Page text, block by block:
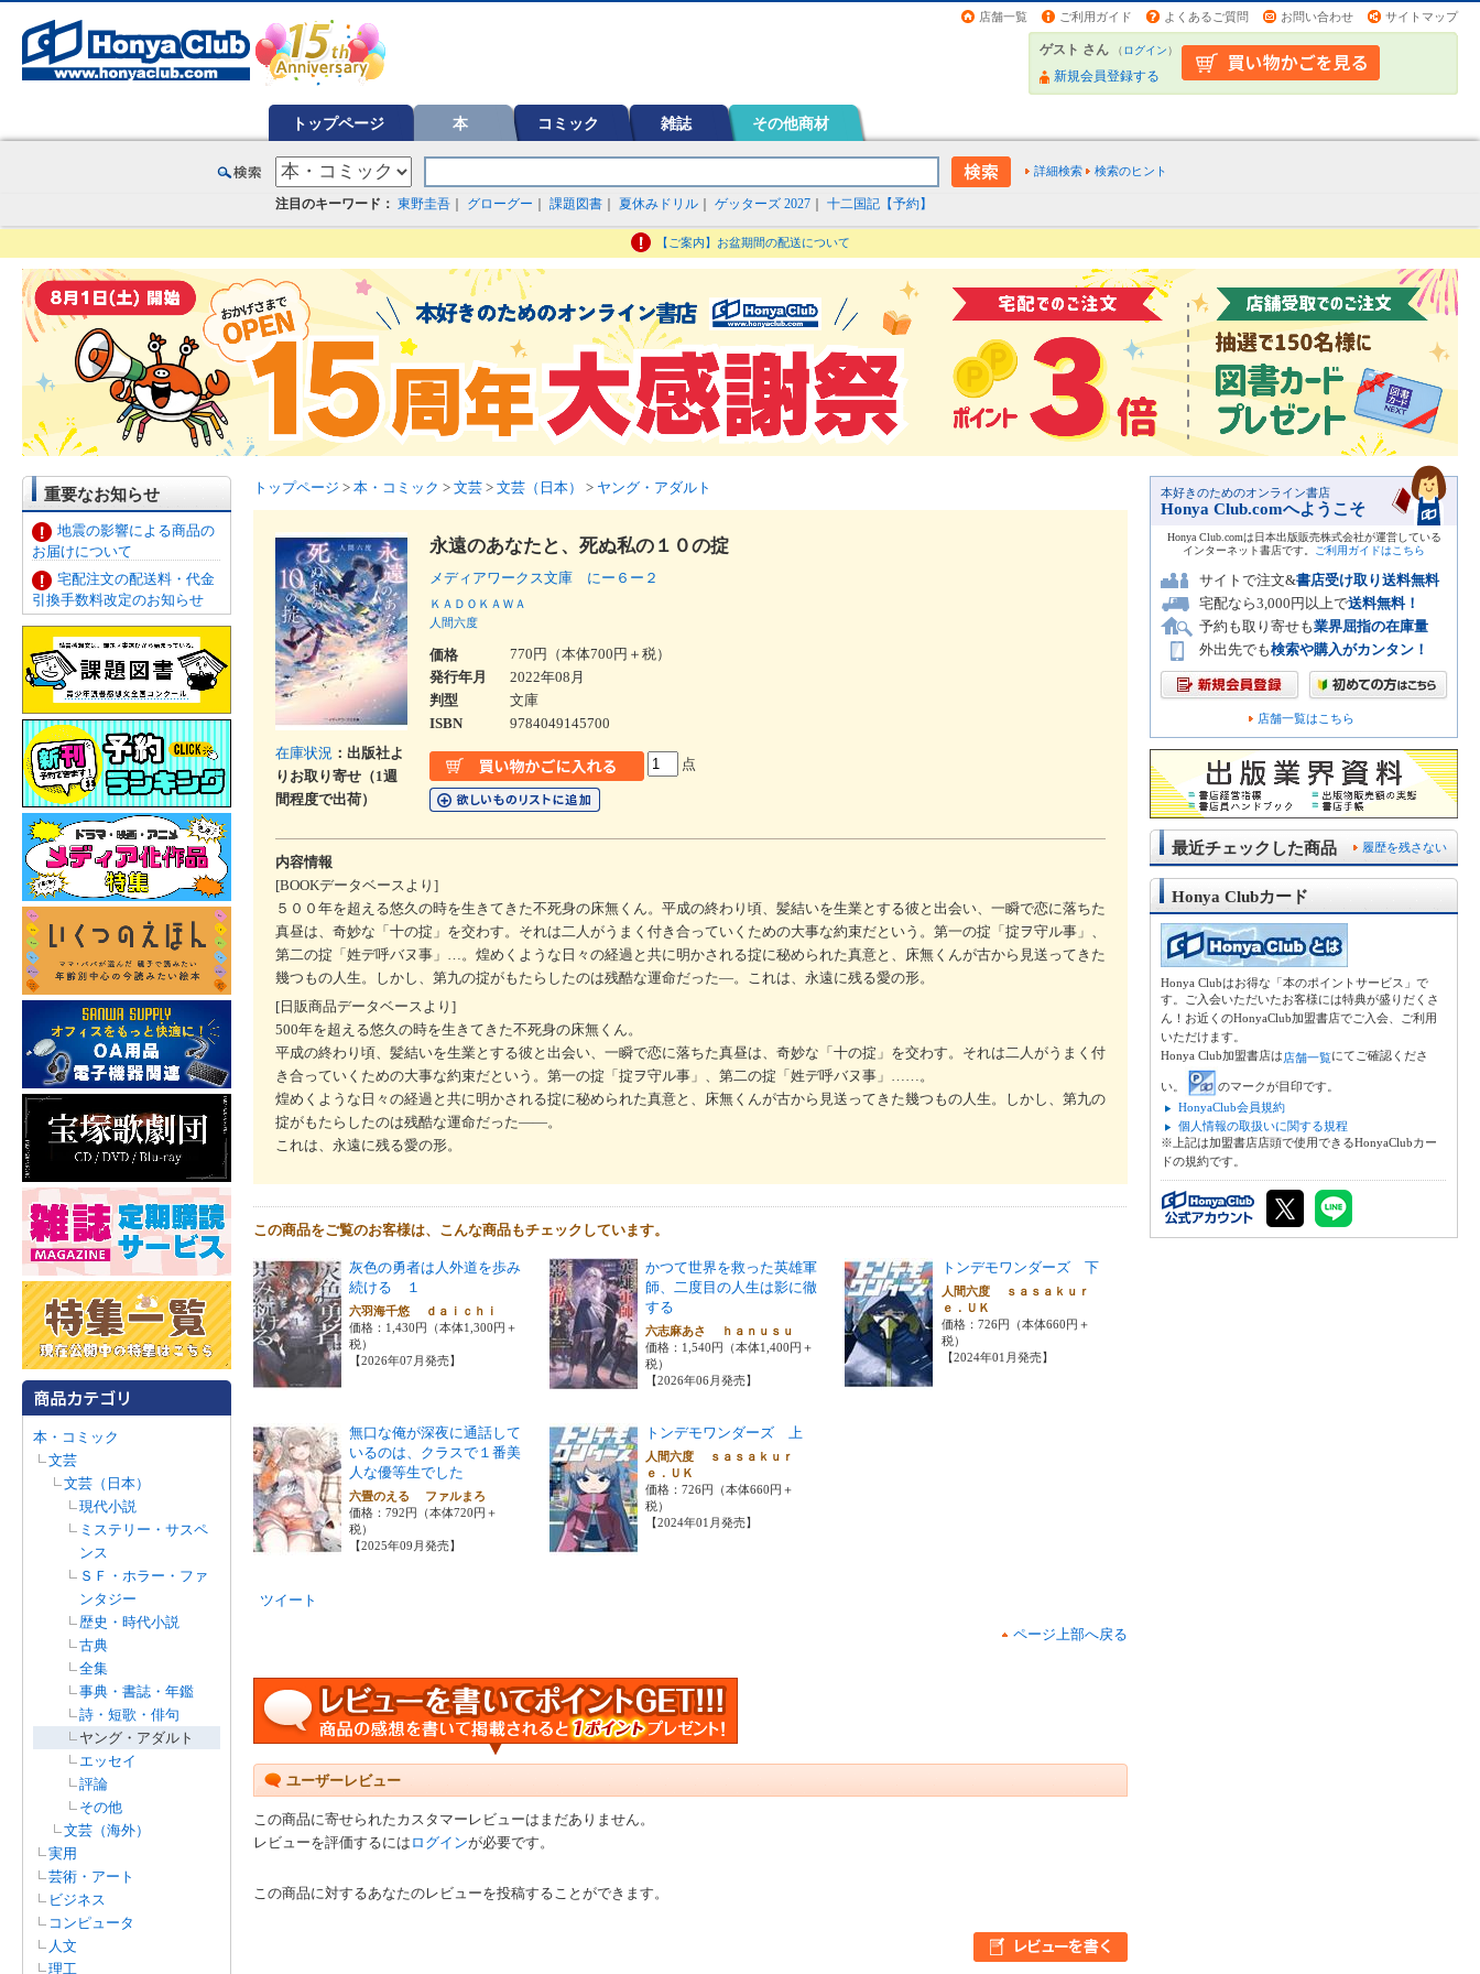
店舗一覧 ご利用ガイド よくあるご質問 お問い合わせ サイトマップ
ゲスト さん （ログイン）
新規会員登録する
トップページ 本 コミック 雑誌 その他商材
詳細検索 検索のヒント
注目のキーワード： 東野圭吾 グローグー 課題図書 夏休みドリル ゲッターズ 2027 十二国記【予約】
【ご案内】お盆期間の配送について
重要なお知らせ
地震の影響による商品の
お届けについて
宅配注文の配送料・代金
引換手数料改定のお知らせ
本・コミック
文芸
文芸（日本）
現代小説
ミステリー・サスペ
ンス
ＳＦ・ホラー・ファ
ンタジー
歴史・時代小説
古典
全集
事典・書誌・年鑑
詩・短歌・俳句
ヤング・アダルト
エッセイ
評論
その他
文芸（海外）
実用
芸術・アート
ビジネス
コンピュータ
人文
理工
トップページ > 本・コミック > 文芸 > 文芸（日本） > ヤング・アダルト
在庫状況 ：出版社よ
りお取り寄せ（1週
間程度で出荷）
永遠のあなたと、死ぬ私の１０の掟
メディアワークス文庫 にー６ー２
ＫＡＤＯＫＡＷＡ
人間六度
価格
770円（本体700円＋税）
発行年月
2022年08月
判型
文庫
ISBN
9784049145700
点
内容情報
[BOOKデータベースより]
５００年を超える悠久の時を生きてきた不死身の床無くん。平成の終わり頃、髪結いを生業とする彼と出会い、一瞬で恋に落ちた
真昼は、奇妙な「十の掟」を交わす。それは二人がうまく付き合っていくための大事な約束だという。第一の掟「掟ヲ守ル事」、
第二の掟「姓デ呼バヌ事」…。煌めくような日々の経過と共に明かされる掟に秘められた真意と、床無くんが古から見送ってきた
幾つもの人生。しかし、第九の掟がもたらしたのは残酷な運命だった―。これは、永遠に残る愛の形。
[日販商品データベースより]
500年を超える悠久の時を生きてきた不死身の床無くん。
平成の終わり頃、髪結いを生業とする彼と出会い、一瞬で恋に落ちた真昼は、奇妙な「十の掟」を交わす。それは二人がうまく付
き合っていくための大事な約束だという。第一の掟「掟ヲ守ル事」、第二の掟「姓デ呼バヌ事」……。
煌めくような日々の経過と共に明かされる掟に秘められた真意と、床無くんが古から見送ってきた幾つもの人生。しかし、第九の
掟がもたらしたのは残酷な運命だった――。
これは、永遠に残る愛の形。
この商品をご覧のお客様は、こんな商品もチェックしています。
灰色の勇者は人外道を歩み
続ける １
六羽海千悠 ｄａｉｃｈｉ
価格：1,430円（本体1,300円＋
税）
【2026年07月発売】
かつて世界を救った英雄軍
師、二度目の人生は影に徹
する
六志麻あさ ｈａｎｕｓｕ
価格：1,540円（本体1,400円＋
税）
【2026年06月発売】
トンデモワンダーズ 下
人間六度 ｓａｓａｋｕｒ
ｅ．ＵＫ
価格：726円（本体660円＋
税）
【2024年01月発売】
無口な俺が深夜に通話して
いるのは、クラスで１番美
人な優等生でした
六畳のえる ファルまろ
価格：792円（本体720円＋
税）
【2025年09月発売】
トンデモワンダーズ 上
人間六度 ｓａｓａｋｕｒ
ｅ．ＵＫ
価格：726円（本体660円＋
税）
【2024年01月発売】
ツイート
ページ上部へ戻る
ユーザーレビュー
この商品に寄せられたカスタマーレビューはまだありません。
レビューを評価するには ログインが必要です。
この商品に対するあなたのレビューを投稿することができます。
本好きのためのオンライン書店
Honya Club.comへようこそ
Honya Club.comは日本出版販売株式会社が運営している
インターネット書店です。
ご利用ガイドはこちら
サイトで注文&書店受け取り送料無料
宅配なら3,000円以上で送料無料！
予約も取り寄せも業界屈指の在庫量
外出先でも検索や購入がカンタン！
店舗一覧はこちら
履歴を残さない
最近チェックした商品
Honya Clubカード
Honya Clubはお得な「本のポイントサービス」で
す。ご入会いただいたお客様には特典が盛りだくさ
ん！お近くのHonyaClub加盟書店でご入会、ご利用
いただけます。
Honya Club加盟書店は店舗一覧にてご確認くださ
い。
のマークが目印です。
HonyaClub会員規約
個人情報の取扱いに関する規程
※上記は加盟書店店頭で使用できるHonyaClubカー
ドの規約です。